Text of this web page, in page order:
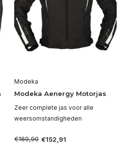
Modeka
Modeka Aenergy Motorjas
Zeer complete jas voor alle
weersomstandigheden
€169,90 €152,91